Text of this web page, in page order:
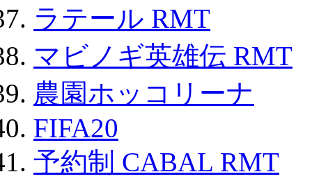
ラテール RMT
マビノギ英雄伝 RMT
農園ホッコリーナ
FIFA20
予約制 CABAL RMT